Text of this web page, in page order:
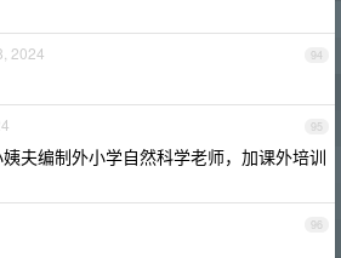
94
2024
95
夫编制外小学自然科学老师，加课外培训
96